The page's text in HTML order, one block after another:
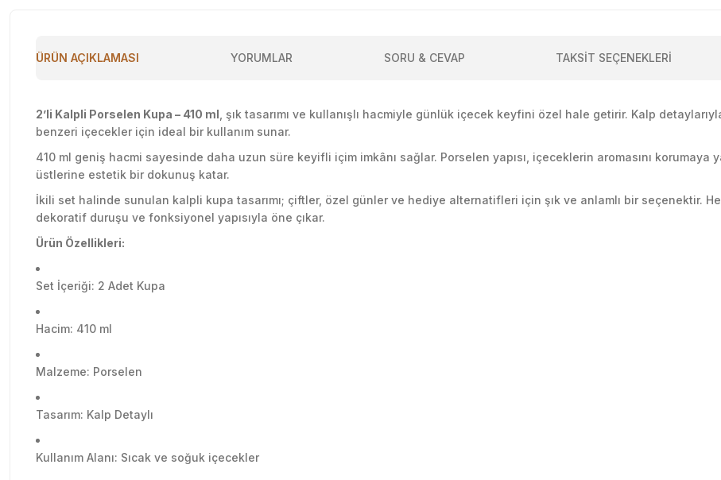
ÜRÜN AÇIKLAMASI YORUMLAR SORU & CEVAP TAKSİT SEÇENEKLERİ
2’li Kalpli Porselen Kupa – 410 ml , şık tasarımı ve kullanışlı hacmiyle günlük içecek keyfini özel hale getirir. Kalp
benzeri içecekler için ideal bir kullanım sunar.
410 ml geniş hacmi sayesinde daha uzun süre keyifli içim imkânı sağlar. Porselen yapısı, içeceklerin aromasını korumaya
üstlerine estetik bir dokunuş katar.
İkili set halinde sunulan kalpli kupa tasarımı; çiftler, özel günler ve hediye alternatifleri için şık ve anlamlı bir seçenektir.
dekoratif duruşu ve fonksiyonel yapısıyla öne çıkar.
Ürün Özellikleri:
Set İçeriği: 2 Adet Kupa
Hacim: 410 ml
Malzeme: Porselen
Tasarım: Kalp Detaylı
Kullanım Alanı: Sıcak ve soğuk içecekler